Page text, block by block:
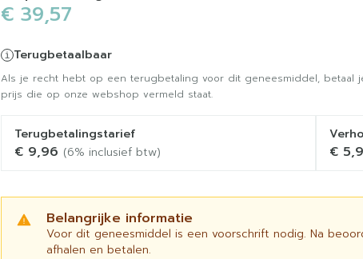
€ 39,57
Terugbetaalbaar
Als je recht hebt op een terugbetaling voor dit geneesmiddel,
prijs die op onze webshop vermeld staat.
Terugbetalingstarief
€ 9,96 (6% inclusief btw) €
Belangrijke informatie
Voor dit geneesmiddel is een voorschrift nodig. Na
afhalen en betalen.